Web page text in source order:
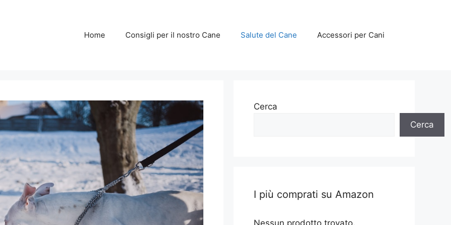
Home Consigli per il nostro Cane Salute del Cane Accessori per Cani
Cerca
Cerca
I più comprati su Amazon
Nessun prodotto trovato.